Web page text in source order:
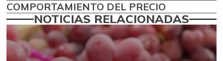
COMPORTAMIENTO DEL PRECIO
NOTICIAS RELACIONADAS